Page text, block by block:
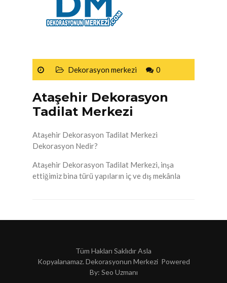
Dekorasyon merkezi 0
Ataşehir Dekorasyon
Tadilat Merkezi
Ataşehir Dekorasyon Tadilat Merkezi
Dekorasyon Nedir?
Ataşehir Dekorasyon Tadilat Merkezi, inşa
ettiğimiz bina türü yapıların iç ve dış mekânla
Tüm Hakları Saklıdır Asla
Kopyalanamaz. Dekorasyonun Merkezi Powered
By: Seo Uzmanı